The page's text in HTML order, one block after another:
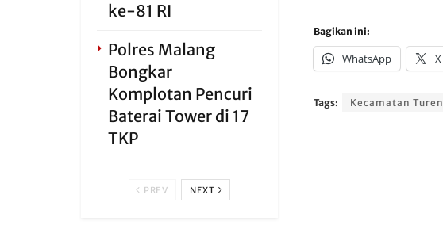
Bagikan ini:
WhatsApp X
Tags: Kecamatan Turen
ke-81 RI
Polres Malang
Bongkar
Komplotan Pencuri
Baterai Tower di 17
TKP
PREV NEXT